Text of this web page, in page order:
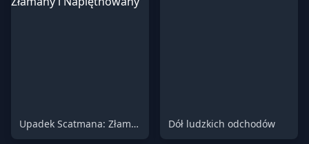
Upadek Scatmana: Złamany i Napiętnowany Dół ludzkich odchodów